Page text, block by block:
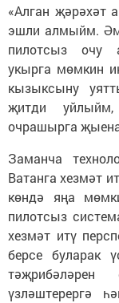
«Алган җәрәхәт
эшли алмыйм.
пилотсыз очу
укырга мөмкин
кызыксыну
җитди
очрашырга
Заманча
Ватанга хезмәт
көндә яңа
пилотсыз
хезмәт итү
берсе буларак
тәҗрибәләрен
үзләштерергә